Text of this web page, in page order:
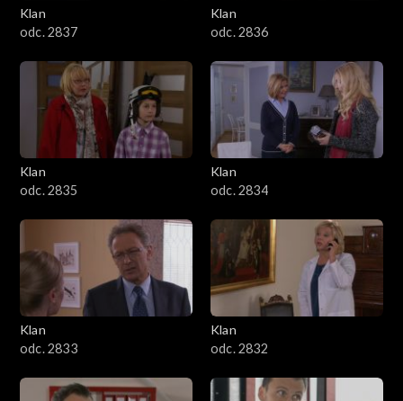
Klan
odc. 2837
Klan
odc. 2836
Klan
odc. 2835
Klan
odc. 2834
Klan
odc. 2833
Klan
odc. 2832